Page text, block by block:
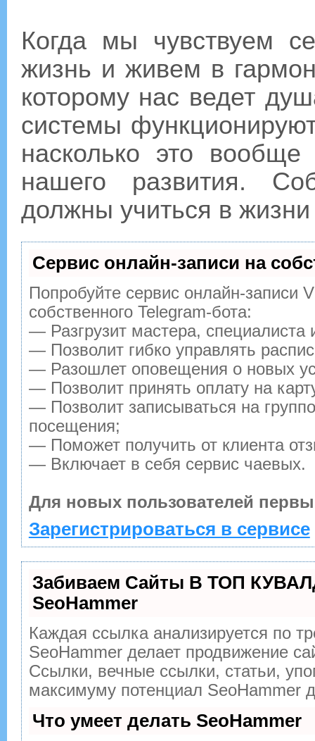
Когда мы чувствуем
жизнь и живем в
которому нас ведет
системы
насколько это
нашего развития.
должны учиться в
Сервис онлайн-записи на
Попробуйте сервис онлайн-записи
собственного Telegram-бота:
— Разгрузит мастера,
— Позволит гибко управлять
— Разошлет оповещения о новых
— Позволит принять оплату на
— Позволит записываться на
посещения;
— Поможет получить от клиента
— Включает в себя сервис чаевых.
Для новых пользователей
Зарегистрироваться в сервисе
Забиваем Сайты В ТОП
SeoHammer
Каждая ссылка анализируется по
SeoHammer делает продвижение
Ссылки, вечные ссылки, статьи,
максимуму потенциал SeoHammer
Что умеет делать SeoHammer